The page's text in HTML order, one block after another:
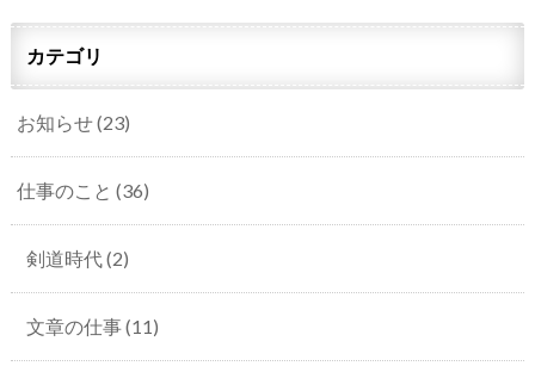
カテゴリ
お知らせ(23)
仕事のこと (36)
剣道時代(2)
文章の仕事(11)